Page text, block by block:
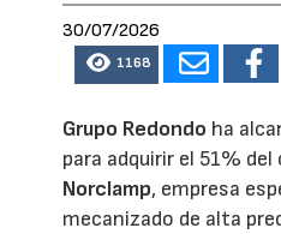
30/07/2026
1168
Grupo Redondo ha
para adquirir el 51% del
Norclamp, empresa
mecanizado de alta